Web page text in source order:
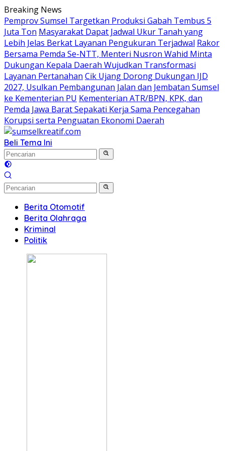
Langsung
ke
konten
Breaking News
Pemprov Sumsel Targetkan Produksi Gabah Tembus 5
Juta Ton Masyarakat Dapat Jadwal Ukur Tanah yang
Lebih Jelas Berkat Layanan Pengukuran Terjadwal Rakor
Bersama Pemda Se-NTT, Menteri Nusron Wahid Minta
Dukungan Kepala Daerah Wujudkan Transformasi
Layanan Pertanahan Cik Ujang Dorong Dukungan IJD
2027, Usulkan Pembangunan Jalan dan Jembatan Sumsel
ke Kementerian PU Kementerian ATR/BPN, KPK, dan
Pemda Jawa Barat Sepakati Kerja Sama Pencegahan
Korupsi serta Penguatan Ekonomi Daerah
Beli Tema Ini
Berita Otomotif
Berita Olahraga
Kriminal
Politik